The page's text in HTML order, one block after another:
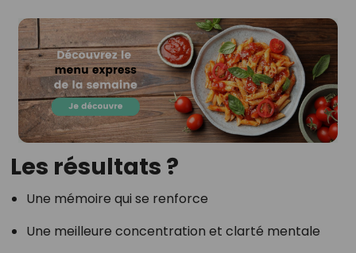
Les résultats ?
Une mémoire qui se renforce
Une meilleure concentration et clarté mentale